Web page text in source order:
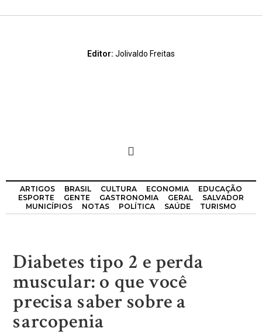
Editor: Jolivaldo Freitas
ARTIGOS BRASIL CULTURA ECONOMIA
EDUCAÇÃO
ESPORTE
GENTE GASTRONOMIA GERAL
SALVADOR
MUNICÍPIOS
NOTAS POLÍTICA SAÚDE TURISMO
Diabetes tipo 2 e perda
muscular: o que você
precisa saber sobre a
sarcopenia